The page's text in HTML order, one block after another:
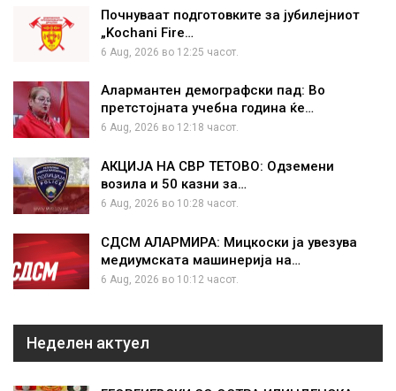
Почнуваат подготовките за јубилејниот
„Kochani Fire…
6 Aug, 2026 во 12:25 часот.
Алармантен демографски пад: Во
претстојната учебна година ќе…
6 Aug, 2026 во 12:18 часот.
АКЦИЈА НА СВР ТЕТОВО: Одземени
возила и 50 казни за…
6 Aug, 2026 во 10:28 часот.
СДСМ АЛАРМИРА: Мицкоски ја увезува
медиумската машинерија на…
6 Aug, 2026 во 10:12 часот.
Неделен актуел